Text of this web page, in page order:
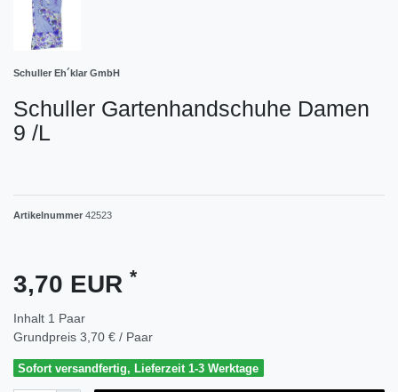
Schuller Eh´klar GmbH
Schuller Gartenhandschuhe Damen
9 /L
Artikelnummer 42523
3,70 EUR *
Inhalt 1 Paar
Grundpreis 3,70 € / Paar
Sofort versandfertig, Lieferzeit 1-3 Werktage